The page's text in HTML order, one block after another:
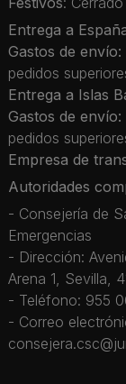
Entrega a
Gastos de envío:
pedidos
Entrega a Islas
Gastos de envío:
pedidos
Empresa de
Autoridades
- Consejería de
Emergencias
- Dirección:
Arena 1, Sevilla,
- Teléfono: 955
- Correo